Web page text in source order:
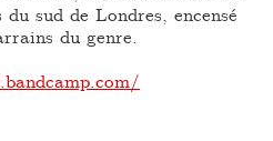
sud de Londres, encensé
du genre.